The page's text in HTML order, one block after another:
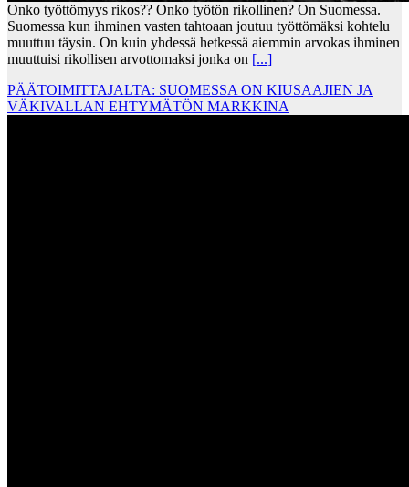
Onko työttömyys rikos?? Onko työtön rikollinen? On Suomessa.
Suomessa kun ihminen vasten tahtoaan joutuu työttömäksi kohtelu
muuttuu täysin. On kuin yhdessä hetkessä aiemmin arvokas ihminen
muuttuisi rikollisen arvottomaksi jonka on [...]
PÄÄTOIMITTAJALTA: SUOMESSA ON KIUSAAJIEN JA
VÄKIVALLAN EHTYMÄTÖN MARKKINA